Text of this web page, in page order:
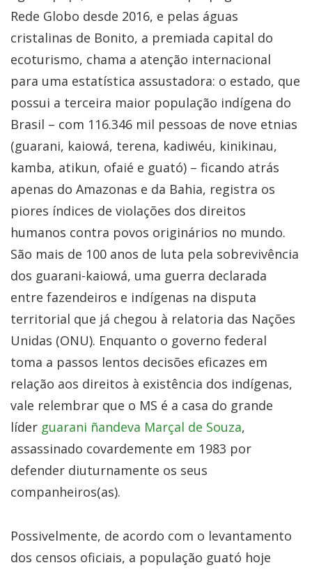
Rede Globo desde 2016, e pelas águas
cristalinas de Bonito, a premiada capital do
ecoturismo, chama a atenção internacional
para uma estatística assustadora: o estado, que
possui a terceira maior população indígena do
Brasil – com 116.346 mil pessoas de nove etnias
(guarani, kaiowá, terena, kadiwéu, kinikinau,
kamba, atikun, ofaié e guató) – ficando atrás
apenas do Amazonas e da Bahia, registra os
piores índices de violações dos direitos
humanos contra povos originários no mundo.
São mais de 100 anos de luta pela sobrevivência
dos guarani-kaiowá, uma guerra declarada
entre fazendeiros e indígenas na disputa
territorial que já chegou à relatoria das Nações
Unidas (ONU). Enquanto o governo federal
toma a passos lentos decisões eficazes em
relação aos direitos à existência dos indígenas,
vale relembrar que o MS é a casa do grande
líder guarani ñandeva Marçal de Souza,
assassinado covardemente em 1983 por
defender diuturnamente os seus
companheiros(as).
Possivelmente, de acordo com o levantamento
dos censos oficiais, a população guató hoje